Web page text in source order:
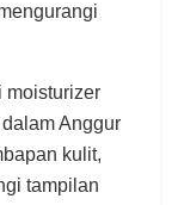
moisturizer
Anggur
kulit,
tampilan